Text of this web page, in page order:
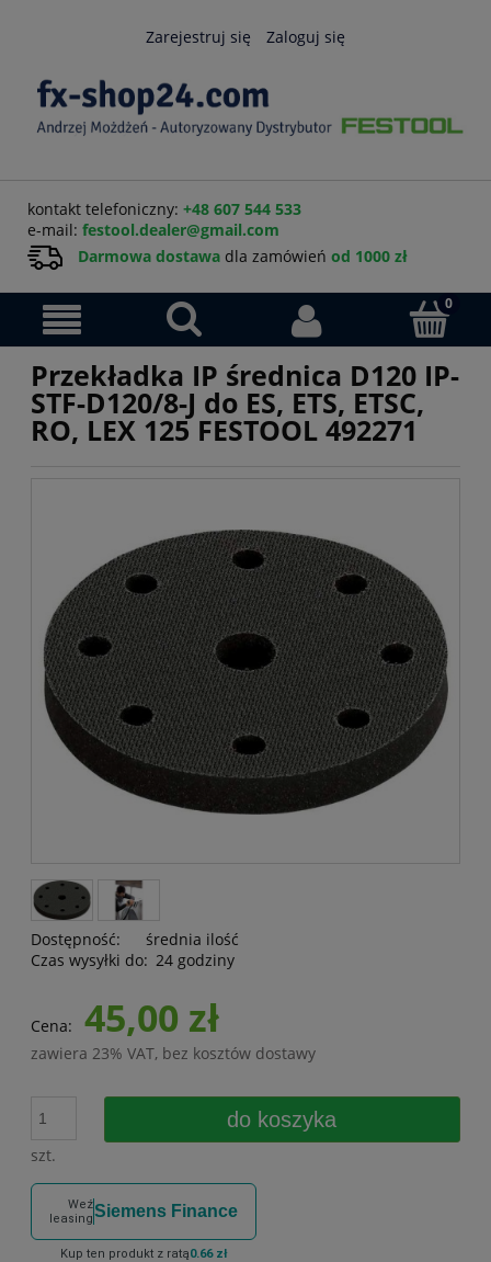
Zarejestruj się Zaloguj się
kontakt telefoniczny: +48 607 544 533
e-mail: festool.dealer@gmail.com
Darmowa dostawa dla zamówień od 1000 zł
Przekładka IP średnica D120 IP-
STF-D120/8-J do ES, ETS, ETSC,
RO, LEX 125 FESTOOL 492271
Dostępność:
średnia ilość
Czas wysyłki do: 24 godziny
Cena: 45,00 zł
zawiera 23% VAT, bez kosztów dostawy
szt.
do koszyka
Weź
leasingSiemens Finance
Kup ten produkt z ratą0.66 zł